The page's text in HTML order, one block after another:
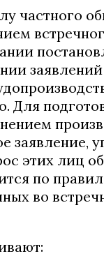
частного
Для
заявление,
этих лиц
по
во